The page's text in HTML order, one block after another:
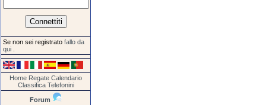
Se non sei registrato fallo da
qui
Home Regate Calendario
Classifica Telefonini
Forum